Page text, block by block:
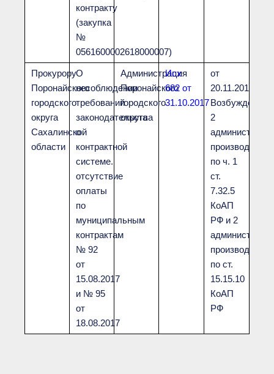
контракту
(закупка
№
0561600002618000007)
Прокурору
Поронайского
городского
округа
Сахалинской
области
О
несоблюдении
требований
законодательства
о
контрактной
системе.
отсутствие
оплаты
по
муниципальным
контрактам
№ 92
от
15.08.2017
и № 95
от
18.08.2017
Администрация
Поронайского
городского
округа
Исх
682 от
31.10.2017
от
20.11.2017.
Возбуждено
2
производства
по ч. 1
ст.
7.32.5
КоАП
РФ и 2
производства
по ст.
15.15.10
КоАП
РФ